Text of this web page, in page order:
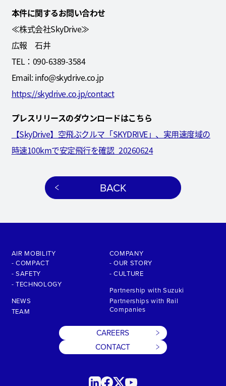
本件に関するお問い合わせ
≪株式会社SkyDrive≫
広報 石井
TEL：090-6389-3584
Email: info@skydrive.co.jp
https://skydrive.co.jp/contact
プレスリリースのダウンロードはこちら
【SkyDrive】空飛ぶクルマ「SKYDRIVE」、実用速度域の
時速100kmで安定飛行を確認_20260624
BACK
AIR MOBILITY
- COMPACT
- SAFETY
- TECHNOLOGY
NEWS
TEAM
COMPANY
- OUR STORY
- CULTURE
Partnership with Suzuki
Partnerships with Rail
Companies
CAREERS
CONTACT